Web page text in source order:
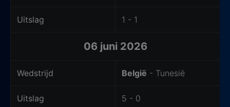
Uitslag 1 - 1
06 juni 2026
Wedstrijd België - Tunesië
Uitslag 5 - 0